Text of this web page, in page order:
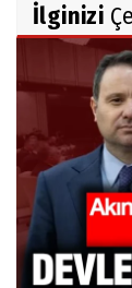
İlginizi